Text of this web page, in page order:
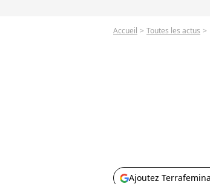
Accueil Toutes les actus
Ajoutez